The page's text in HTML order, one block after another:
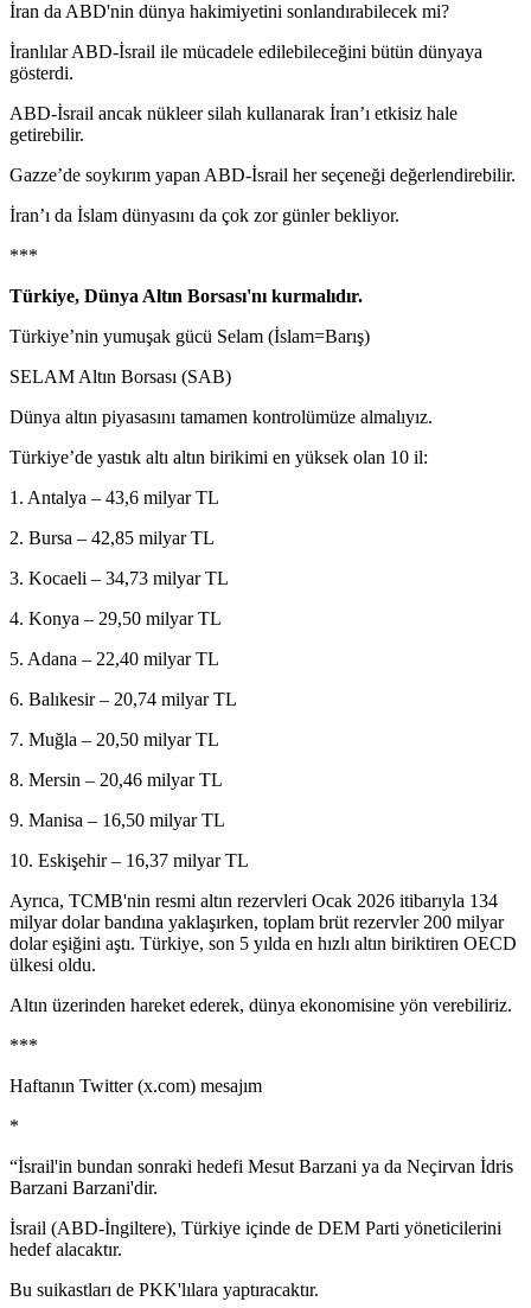
İran da ABD'nin dünya hakimiyetini sonlandırabilecek mi?
İranlılar ABD-İsrail ile mücadele edilebileceğini bütün dünyaya
gösterdi.
ABD-İsrail ancak nükleer silah kullanarak İran’ı etkisiz hale
getirebilir.
Gazze’de soykırım yapan ABD-İsrail her seçeneği değerlendirebilir.
İran’ı da İslam dünyasını da çok zor günler bekliyor.
***
Türkiye, Dünya Altın Borsası'nı kurmalıdır.
Türkiye’nin yumuşak gücü Selam (İslam=Barış)
SELAM Altın Borsası (SAB)
Dünya altın piyasasını tamamen kontrolümüze almalıyız.
Türkiye’de yastık altı altın birikimi en yüksek olan 10 il:
1. Antalya – 43,6 milyar TL
2. Bursa – 42,85 milyar TL
3. Kocaeli – 34,73 milyar TL
4. Konya – 29,50 milyar TL
5. Adana – 22,40 milyar TL
6. Balıkesir – 20,74 milyar TL
7. Muğla – 20,50 milyar TL
8. Mersin – 20,46 milyar TL
9. Manisa – 16,50 milyar TL
10. Eskişehir – 16,37 milyar TL
Ayrıca, TCMB'nin resmi altın rezervleri Ocak 2026 itibarıyla 134
milyar dolar bandına yaklaşırken, toplam brüt rezervler 200 milyar
dolar eşiğini aştı. Türkiye, son 5 yılda en hızlı altın biriktiren OECD
ülkesi oldu.
Altın üzerinden hareket ederek, dünya ekonomisine yön verebiliriz.
***
Haftanın Twitter (x.com) mesajım
*
“İsrail'in bundan sonraki hedefi Mesut Barzani ya da Neçirvan İdris
Barzani Barzani'dir.
İsrail (ABD-İngiltere), Türkiye içinde de DEM Parti yöneticilerini
hedef alacaktır.
Bu suikastları de PKK'lılara yaptıracaktır.